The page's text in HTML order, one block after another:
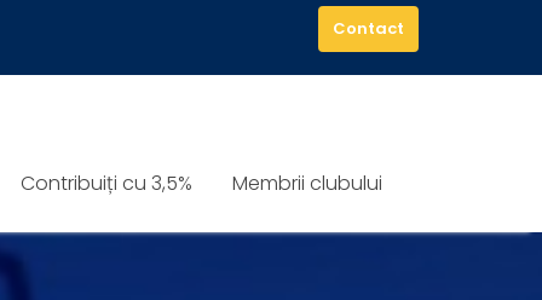
Contact
Contribuiți cu 3,5% Membrii clubului